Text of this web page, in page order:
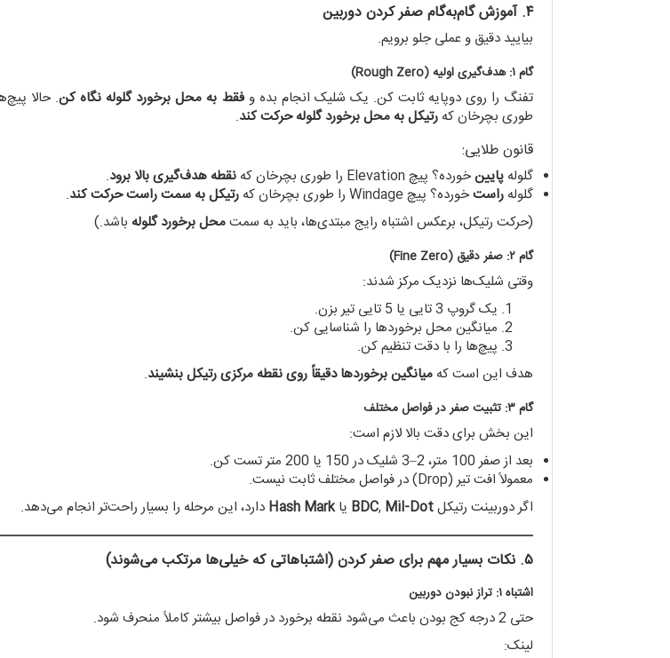
۴. آموزش گام‌به‌گام صفر کردن دوربین
بیایید دقیق و عملی جلو برویم.
گام ۱: هدف‌گیری اولیه (Rough Zero)
تفنگ را روی دوپایه ثابت کن. یک شلیک انجام بده وفقط به محل برخورد گلوله نگاه کن
طوری بچرخان که رتیکل به محل برخورد گلوله حرکت کند.
قانون طلایی:
گلوله پایینخورده؟ پیچ Elevation را طوری بچرخان که نقطه هدف‌گیری بالا برود.
گلوله راستخورده؟ پیچ Windage را طوری بچرخان که رتیکل به سمت راست حرکت کند.
(حرکت رتیکل، برعکس اشتباه رایج مبتدی‌ها، باید به سمتمحل برخورد گلوله باشد.)
گام ۲: صفر دقیق (Fine Zero)
وقتی شلیک‌ها نزدیک مرکز شدند:
یک گروپ 3 تایی یا 5 تایی تیر بزن.
میانگین محل برخوردها را شناسایی کن.
پیچ‌ها را با دقت تنظیم کن.
هدف این است که میانگین برخوردها دقیقاً روی نقطه مرکزی رتیکل بنشیند.
گام ۳: تثبیت صفر در فواصل مختلف
این بخش برای دقت بالا لازم است:
بعد از صفر 100 متر، 2–3 شلیک در 150 یا 200 متر تست کن.
معمولاً افت تیر (Drop) در فواصل مختلف ثابت نیست.
اگر دوربینت رتیکل
BDC, Mil-Dot یاHash Mark دارد، این مرحله را بسیار راحت‌تر انجام می‌دهد.
۵. نکات بسیار مهم برای صفر کردن (اشتباهاتی که خیلی‌ها مرتکب می‌شوند)
اشتباه ۱: تراز نبودن دوربین
حتی 2 درجه کج بودن باعث می‌شود نقطه برخورد در فواصل بیشتر کاملاً منحرف شود.
لینک: